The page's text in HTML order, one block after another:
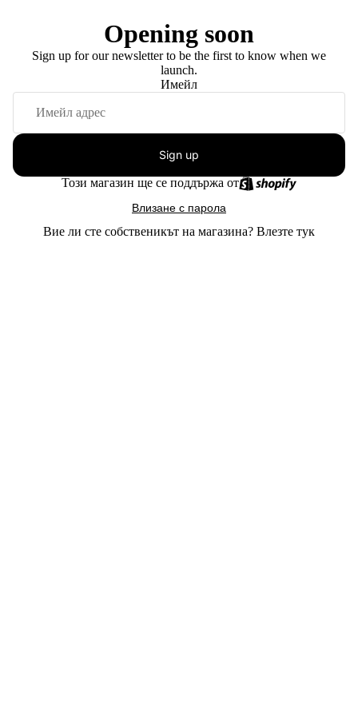
Opening soon
Sign up for our newsletter to be the first to know when we
launch.
Имейл
Sign up
Този магазин ще се поддържа от
Влизане с парола
Вие ли сте собственикът на магазина? Влезте тук